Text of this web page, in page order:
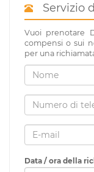
Servizio
Vuoi prenotare
compensi o sui
per una
Data / ora della